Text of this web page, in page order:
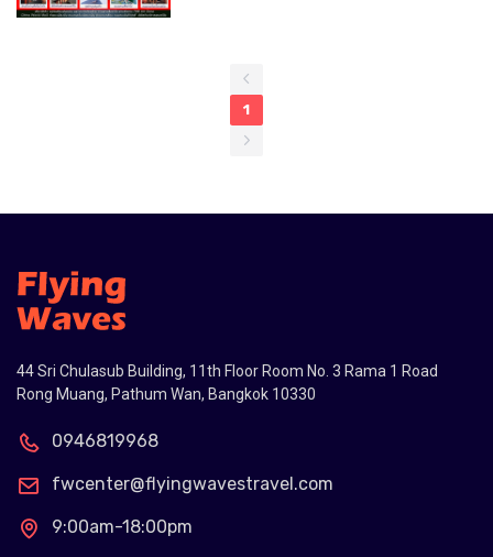
1
44 Sri Chulasub Building, 11th Floor Room No. 3 Rama 1 Road
Rong Muang, Pathum Wan, Bangkok 10330
0946819968
fwcenter@flyingwavestravel.com
9:00am-18:00pm